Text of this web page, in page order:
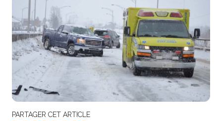
PARTAGER CET ARTICLE